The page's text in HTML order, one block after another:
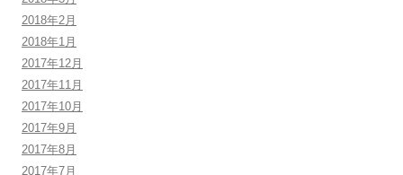
2018年2月
2018年1月
2017年12月
2017年11月
2017年10月
2017年9月
2017年8月
2017年7月